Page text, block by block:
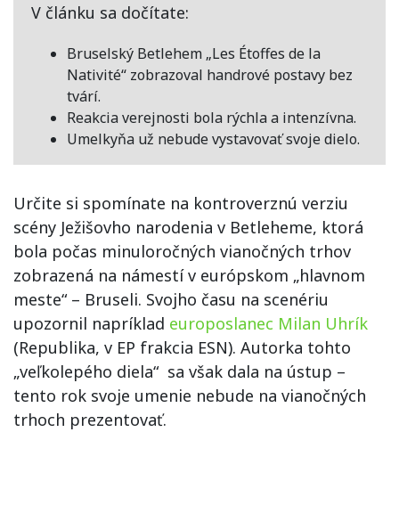
V článku sa dočítate:
Bruselský Betlehem „Les Étoffes de la
Nativité“ zobrazoval handrové postavy bez
tvárí.
Reakcia verejnosti bola rýchla a intenzívna.
Umelkyňa už nebude vystavovať svoje dielo.
Určite si spomínate na kontroverznú verziu
scény Ježišovho narodenia v Betleheme, ktorá
bola počas minuloročných vianočných trhov
zobrazená na námestí v európskom „hlavnom
meste“ – Bruseli. Svojho času na scenériu
upozornil napríklad europoslanec Milan Uhrík
(Republika, v EP frakcia ESN). Autorka tohto
„veľkolepého diela“ sa však dala na ústup –
tento rok svoje umenie nebude na vianočných
trhoch prezentovať.